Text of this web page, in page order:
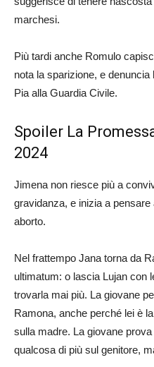
marchesi.
Più tardi anche Romulo
nota la sparizione, e
Pia alla Guardia Civile.
Spoiler La
2024
Jimena non riesce più a
gravidanza, e inizia a
aborto.
Nel frattempo Jana torna da
ultimatum: o lascia Lujan con
trovarla mai più. La giovane
Ramona, anche perché lei è
sulla madre. La giovane
qualcosa di più sul genitore,